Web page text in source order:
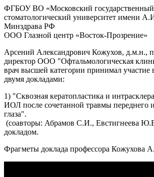
ФГБОУ ВО «Московский
стоматологический университет имени
Минздрава РФ
ООО Глазной центр «Восток-Прозрение»
Арсений Александрович Кожухов, д.м.н.,
директор ООО "Офтальмологическая
врач высшей категории принимал участие
двумя докладами:
1) "Сквозная кератопластика и
ИОЛ после сочетанной травмы переднего и
глаза".
(соавторы: Абрамов С.И., Евстигнеева
докладом.
Фрагметы доклада профессора Кожухова